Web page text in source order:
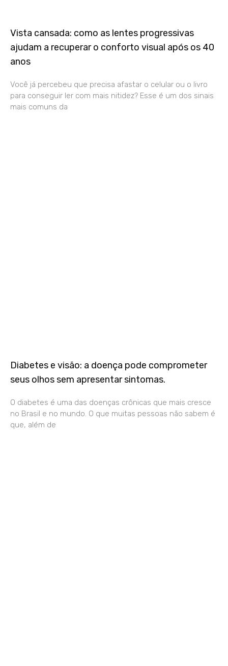
Vista cansada: como as lentes progressivas
ajudam a recuperar o conforto visual após os 40
anos
Você já percebeu que precisa afastar o celular ou o livro
para conseguir ler com mais nitidez? Esse é um dos sinais
mais comuns da
Diabetes e visão: a doença pode comprometer
seus olhos sem apresentar sintomas.
O diabetes é uma das doenças crônicas que mais cresce
no Brasil e no mundo. O que muitas pessoas não sabem é
que, além de